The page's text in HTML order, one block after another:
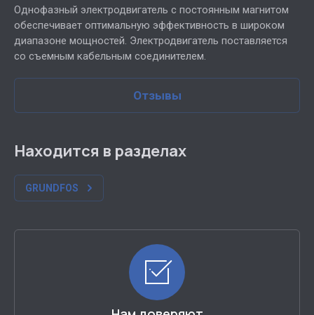
Однофазный электродвигатель с постоянным магнитом
обеспечивает оптимальную эффективность в широком
диапазоне мощностей. Электродвигатель поставляется
со съемным кабельным соединителем.
Отзывы
Находится в разделах
GRUNDFOS